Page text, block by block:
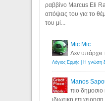
ραββίνο Marcus Eli
απόψεις του για το
του μί...
Mic Mic
Δεν
Manos
πιο δημοσιο
ιδιωτικη